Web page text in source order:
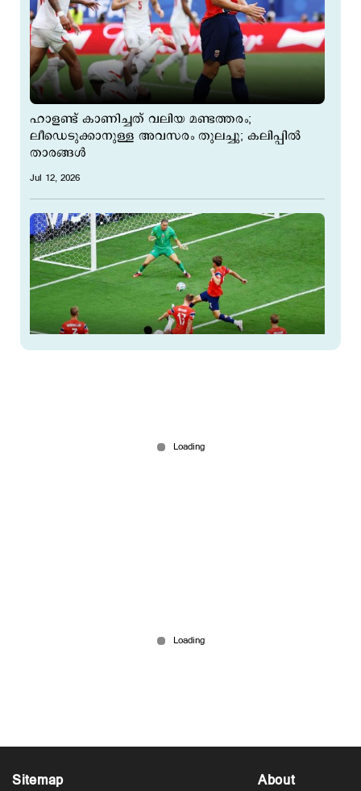
ഹാളണ്ട് കാണിച്ചത് വലിയ മണ്ടത്തരം;
ലീഡെടുക്കാനുള്ള അവസരം തുലച്ചു; കലിപ്പില്‍
താരങ്ങള്‍
Jul 12, 2026
Sitemap About